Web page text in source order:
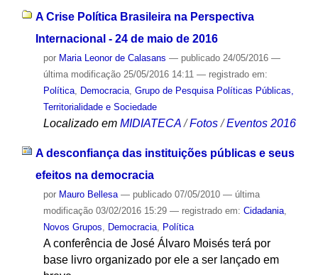
A Crise Política Brasileira na Perspectiva
Internacional - 24 de maio de 2016
por Maria Leonor de Calasans — publicado24/05/2016 —
última modificação25/05/2016 14:11 — registrado em:
Política, Democracia, Grupo de Pesquisa Políticas Públicas,
Territorialidade e Sociedade
Localizado em MIDIATECA /Fotos /Eventos 2016
A desconfiança das instituições públicas e seus
efeitos na democracia
por Mauro Bellesa — publicado07/05/2010 — última
modificação03/02/2016 15:29 — registrado em: Cidadania,
Novos Grupos, Democracia, Política
A conferência de José Álvaro Moisés terá por
base livro organizado por ele a ser lançado em